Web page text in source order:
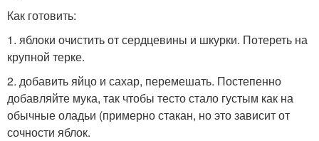
Как готовить:
1. яблоки очистить от сердцевины и шкурки. Потереть на
крупной терке.
2. добавить яйцо и сахар, перемешать. Постепенно
добавляйте мука, так чтобы тесто стало густым как на
обычные оладьи (примерно стакан, но это зависит от
сочности яблок.